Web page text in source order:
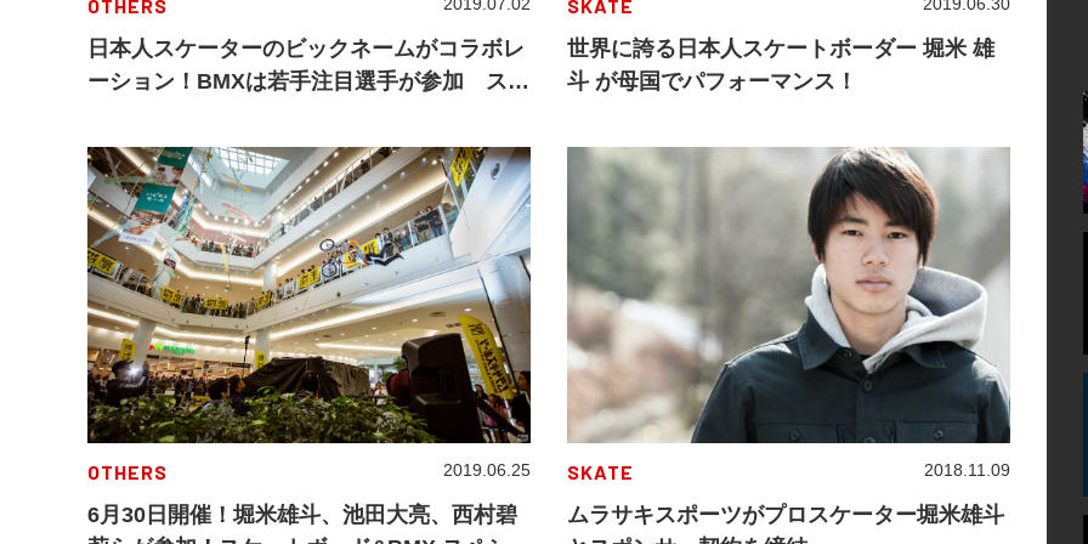
OTHERS
日本人スケーターのビックネームがコラボレ
ーション！BMXは若手注目選手が参加 スケ
ショー powered by YBP
2019.07.02 SKATE
世界に誇る日本人スケートボーダー 堀米 雄
斗 が母国でパフォーマンス！
2019.06.30
OTHERS
6月30日開催！堀米雄斗、池田大亮、西村碧
2019.06.25 SKATE
ムラサキスポーツがプロスケーター堀米雄斗
2018.11.09